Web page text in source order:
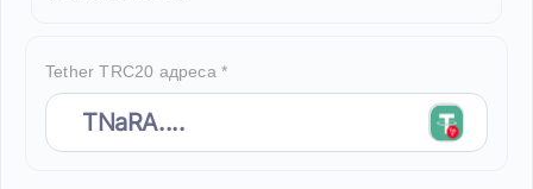
Tether TRC20 адреса *